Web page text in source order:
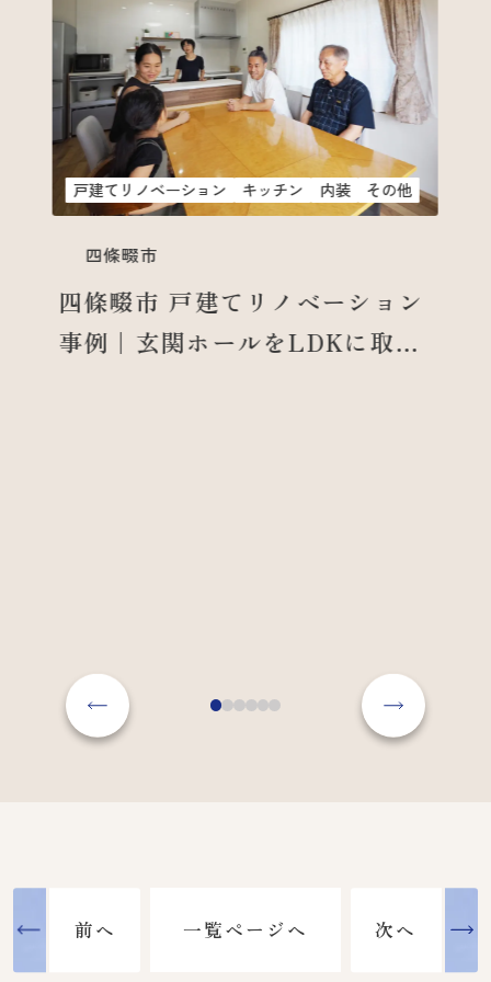
戸建てリノベーション キッチン 内装 その他
四條畷市
四條畷市 戸建てリノベーション
事例｜玄関ホールをLDKに取り
前へ 一覧ページへ 次へ